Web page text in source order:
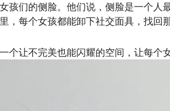
孩们的侧脸。他们说，侧脸是一个
，每个女孩都能卸下社交面具，找回
个让不完美也能闪耀的空间，让每个